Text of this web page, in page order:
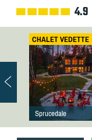
4.9
CHALET VEDETTE
Sprucedale